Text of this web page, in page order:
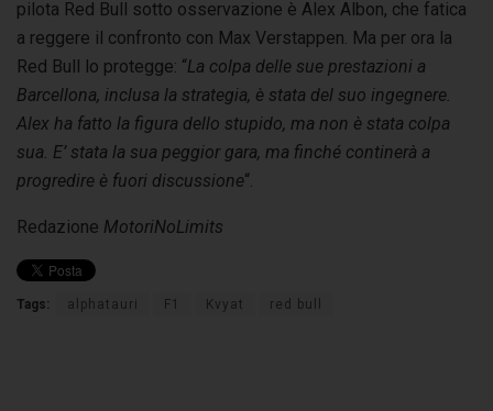
pilota Red Bull sotto osservazione è Alex Albon, che fatica
a reggere il confronto con Max Verstappen. Ma per ora la
Red Bull lo protegge: “La colpa delle sue prestazioni a
Barcellona, inclusa la strategia, è stata del suo ingegnere.
Alex ha fatto la figura dello stupido, ma non è stata colpa
sua. E’ stata la sua peggior gara, ma finché continerà a
progredire è fuori discussione“.
Redazione MotoriNoLimits
Tags: alphatauri F1 Kvyat red bull